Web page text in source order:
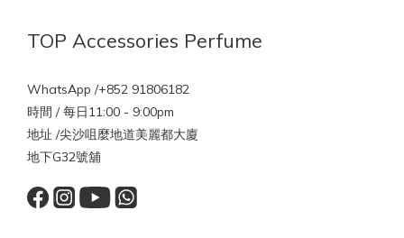
TOP Accessories Perfume
WhatsApp /+852 91806182
時間 / 每日11:00 - 9:00pm
地址 /尖沙咀麼地道美麗都大廈
地下G32號舖